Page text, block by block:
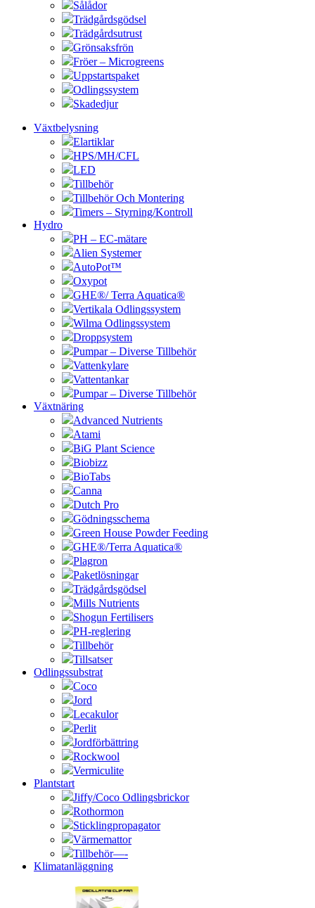
Sålådor
Trädgårdsgödsel
Trädgårdsutrust
Grönsaksfrön
Fröer – Microgreens
Uppstartspaket
Odlingssystem
Skadedjur
Växtbelysning
Elartiklar
HPS/MH/CFL
LED
Tillbehör
Tillbehör Och Montering
Timers – Styrning/Kontroll
Hydro
PH – EC-mätare
Alien Systemer
AutoPot™
Oxypot
GHE®/ Terra Aquatica®
Vertikala Odlingssystem
Wilma Odlingssystem
Droppsystem
Pumpar – Diverse Tillbehör
Vattenkylare
Vattentankar
Pumpar – Diverse Tillbehör
Växtnäring
Advanced Nutrients
Atami
BiG Plant Science
Biobizz
BioTabs
Canna
Dutch Pro
Gödningsschema
Green House Powder Feeding
GHE®/Terra Aquatica®
Plagron
Paketlösningar
Trädgårdsgödsel
Mills Nutrients
Shogun Fertilisers
PH-reglering
Tillbehör
Tillsatser
Odlingssubstrat
Coco
Jord
Lecakulor
Perlit
Jordförbättring
Rockwool
Vermiculite
Plantstart
Jiffy/Coco Odlingsbrickor
Rothormon
Sticklingpropagator
Värmemattor
Tillbehör—-
Klimatanläggning